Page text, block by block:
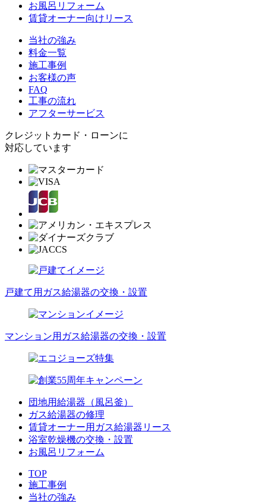
お風呂リフォーム
賃貸オーナー向けリース
当社の強み
料金一覧
施工事例
お客様の声
FAQ
工事の流れ
アフターサービス
クレジットカード・ローンに
対応しています
戸建て用ガス給湯器の交換・設置
マンション用ガス給湯器の交換・設置
団地用給湯器（風呂釜）
ガス給湯器の修理
賃貸オーナー用ガス給湯器リース
浴室乾燥機の交換・設置
お風呂リフォーム
TOP
施工事例
当社の強み